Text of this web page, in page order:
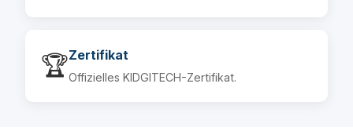
🏆Zertifikat
Offizielles KIDGITECH-Zertifikat.